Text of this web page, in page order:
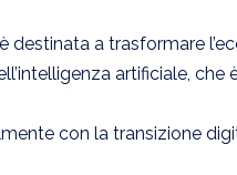
a trasformare
artificiale, che
con la transizione